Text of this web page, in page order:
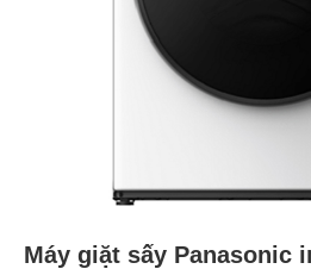
Máy giặt sấy Panasonic